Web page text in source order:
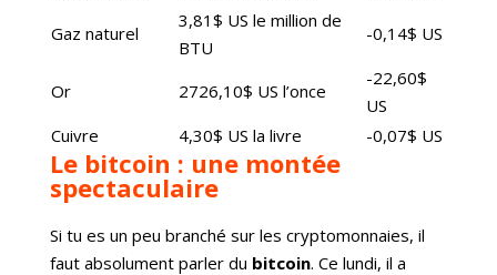
Gaz naturel
3,81$ US le million de
BTU
-0,14$ US
Or 2726,10$ US l’once
-22,60$
US
Cuivre
4,30$ US la livre -0,07$ US
Le bitcoin : une montée
spectaculaire
Si tu es un peu branché sur les cryptomonnaies, il
faut absolument parler du bitcoin. Ce lundi, il a